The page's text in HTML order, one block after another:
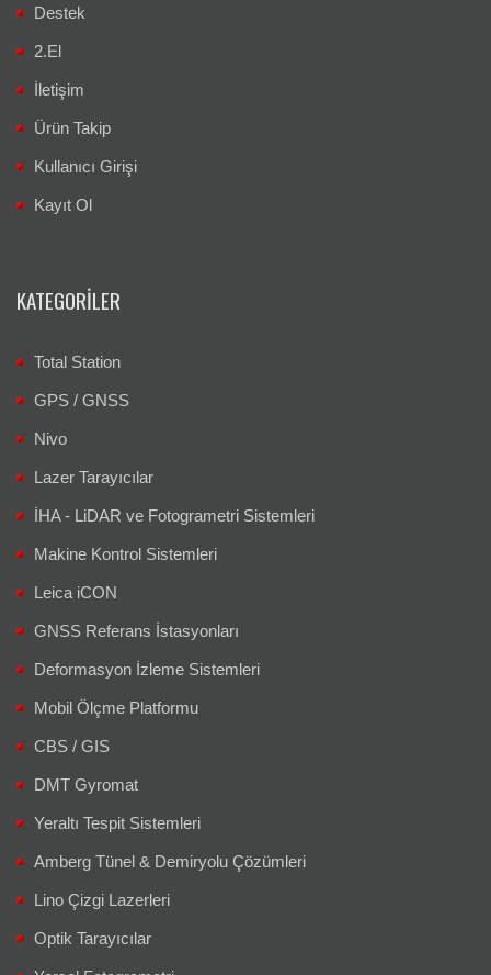
Destek
2.El
İletişim
Ürün Takip
Kullanıcı Girişi
Kayıt Ol
KATEGORILER
Total Station
GPS / GNSS
Nivo
Lazer Tarayıcılar
İHA - LiDAR ve Fotogrametri Sistemleri
Makine Kontrol Sistemleri
Leica iCON
GNSS Referans İstasyonları
Deformasyon İzleme Sistemleri
Mobil Ölçme Platformu
CBS / GIS
DMT Gyromat
Yeraltı Tespit Sistemleri
Amberg Tünel & Demiryolu Çözümleri
Lino Çizgi Lazerleri
Optik Tarayıcılar